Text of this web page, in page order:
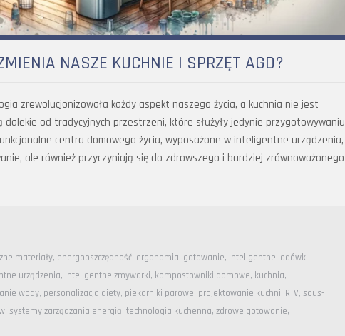
NASZE KUCHNIE I SPRZĘT AGD?
zrewolucjonizowała każdy aspekt naszego życia, a kuchnia nie jest
dalekie od tradycyjnych przestrzeni, które służyły jedynie przygotowywaniu
centra domowego życia, wyposażone w inteligentne urządzenia,
ale również przyczyniają się do zdrowszego i bardziej zrównoważonego
materiały, energooszczędność, ergonomia, gotowanie, inteligentne lodówki,
urządzenia, inteligentne zmywarki, kompostowniki domowe, kuchnia,
wody, personalizacja diety, piekarniki parowe, projektowanie kuchni, RTV, sous-
, systemy zarządzania energią, technologia kuchenna, zdrowe gotowanie,